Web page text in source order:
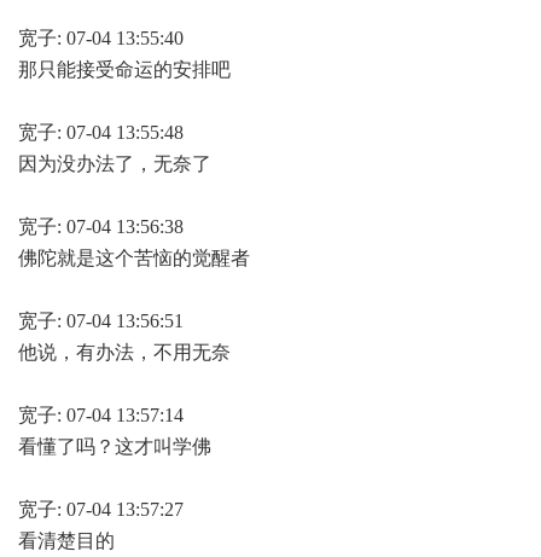
宽子: 07-04 13:55:40
那只能接受命运的安排吧
宽子: 07-04 13:55:48
因为没办法了，无奈了
宽子: 07-04 13:56:38
佛陀就是这个苦恼的觉醒者
宽子: 07-04 13:56:51
他说，有办法，不用无奈
宽子: 07-04 13:57:14
看懂了吗？这才叫学佛
宽子: 07-04 13:57:27
看清楚目的